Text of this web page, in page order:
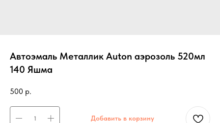
Автоэмаль Металлик Auton аэрозоль 520мл
140 Яшма
500 р.
Добавить в корзину